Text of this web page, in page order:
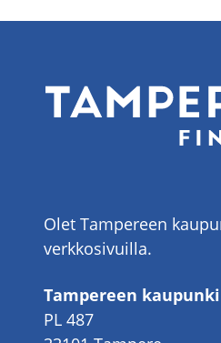
Olet Tampereen
verkkosivuilla.
Tampereen kaupunki
PL 487